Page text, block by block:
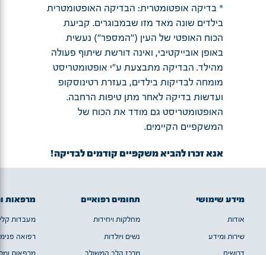
* בדיקה אופטומטרית: הבדיקה האופטומטרית
בילדים שונה מאד מזו שבמבוגרים. קביעת
הכוח האופטי של העין ("המספר") נעשית
באופן אובייקטיבי, ואינה דורשת שיתוף פעולה
מהילד. הבדיקה מתבצעת ע"י אופטומטריסט
מומחה לבדיקות בילדים, בעזרת רטינוסקופ
ועדשות בדיקה לאחר מתן טיפות הרחבה.
האופטומטריסט גם מודד את הכוח של
המשקפיים הקיימים.
אנא זכרו להביא משקפיים קודמים לבדיקה!
מידע שימושי
אודות
שירות ומידע
דרושים
תחומים רפואיים
מחלקות ויחידות
נשים ויולדות
מרכז הלב המשולב
מרפאות
מעבדות
רפואה
מרפאות